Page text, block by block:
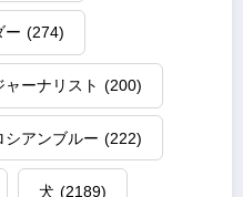
ー (274)
ャーナリスト (200)
シアンブルー (222)
犬 (2189)